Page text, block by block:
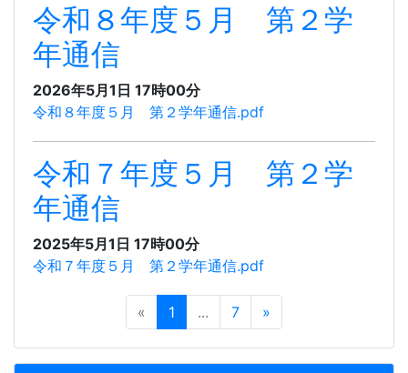
令和８年度５月 第２学
年通信
2026年5月1日 17時00分
令和８年度５月 第２学年通信.pdf
令和７年度５月 第２学
年通信
2025年5月1日 17時00分
令和７年度５月 第２学年通信.pdf
« 1 ... 7 »